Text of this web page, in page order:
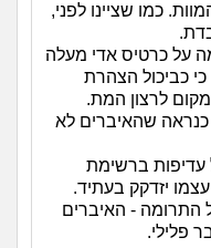
כמו שציינו לפני,
על כרטיס אדי מעלה
כביכול הצהרת
לרצון המת.
שהאיברים לא
עדיפות ברשימת
יזדקק בעתיד.
התרומה - האיברים
פלילי.